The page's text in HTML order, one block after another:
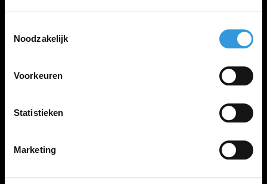
Noodzakelijk
Voorkeuren
Statistieken
Marketing